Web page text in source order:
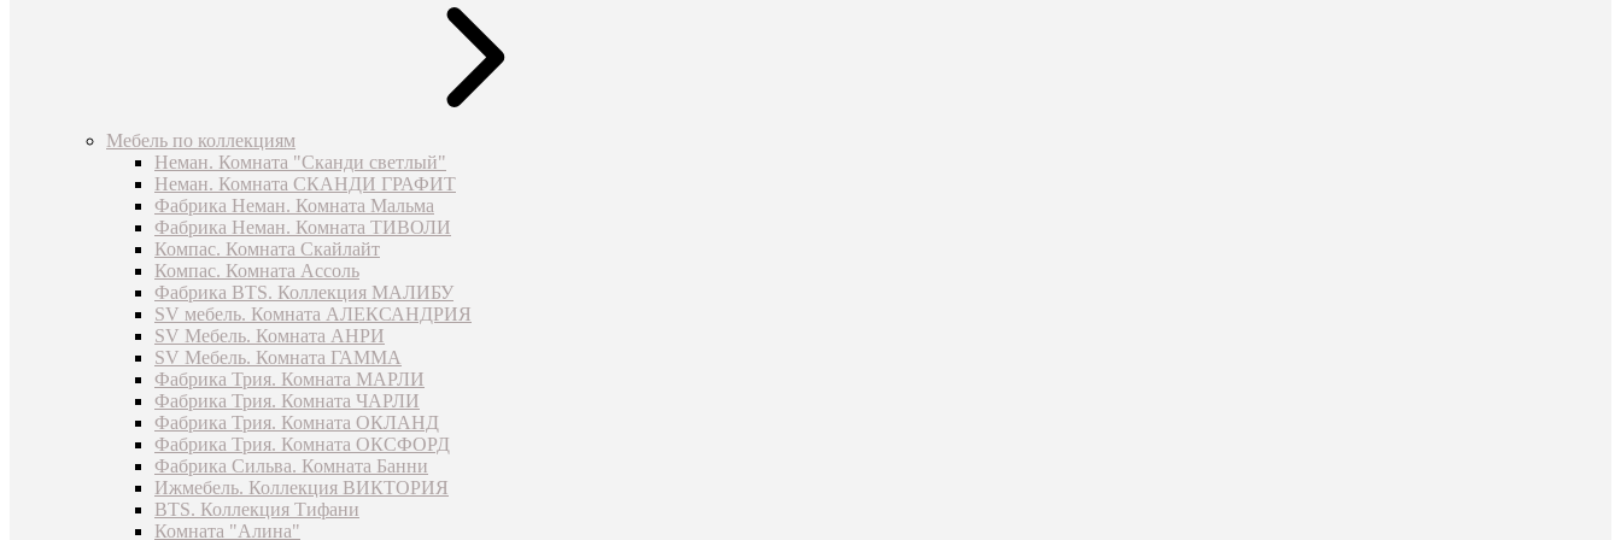
Мебель по коллекциям
Неман. Комната "Сканди светлый"
Неман. Комната СКАНДИ ГРАФИТ
Фабрика Неман. Комната Мальма
Фабрика Неман. Комната ТИВОЛИ
Компас. Комната Скайлайт
Компас. Комната Ассоль
Фабрика BTS. Коллекция МАЛИБУ
SV мебель. Комната АЛЕКСАНДРИЯ
SV Мебель. Комната АНРИ
SV Мебель. Комната ГАММА
Фабрика Трия. Комната МАРЛИ
Фабрика Трия. Комната ЧАРЛИ
Фабрика Трия. Комната ОКЛАНД
Фабрика Трия. Комната ОКСФОРД
Фабрика Сильва. Комната Банни
Ижмебель. Коллекция ВИКТОРИЯ
BTS. Коллекция Тифани
Комната "Алина"